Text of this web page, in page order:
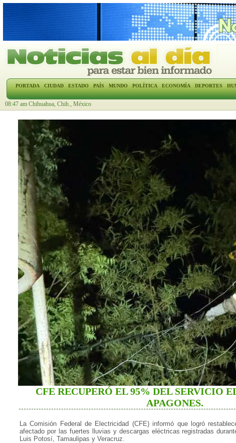
PORTADA CIUDAD ESTADO PAÍS MUNDO POLÍTICA ECONOMÍA DEPORTES
08:47 am Chihuahua, Chih., México
CFE RECUPERÓ EL 95% DEL SERVICIO
APAGONES.
La Comisión Federal de Electricidad (CFE) informó que logró
afectado por las fuertes lluvias y descargas eléctricas registradas
Luis Potosí, Tamaulipas y Veracruz.